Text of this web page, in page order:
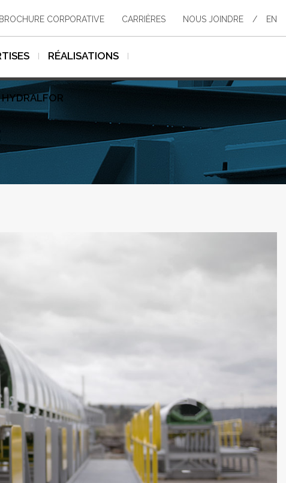
EN
/
BROCHURE CORPORATIVE CARRIÈRES NOUS JOINDRE
RÉALISATIONS